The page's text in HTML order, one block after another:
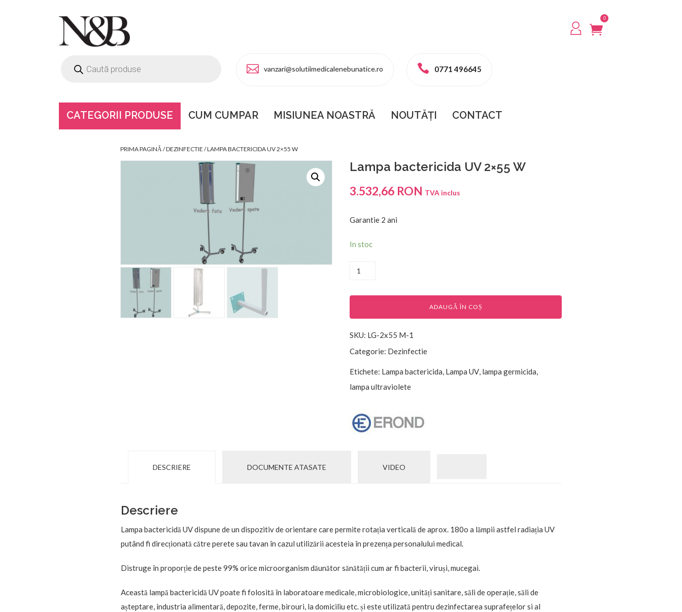
0
vanzari@solutiimedicalenebunatice.ro 0771 496645
CATEGORII PRODUSE CUM CUMPAR MISIUNEA NOASTRĂ NOUTĂȚI CONTACT
LAMPA BACTERICIDA UV 2×55 W
PRIMA PAGINĂ/DEZINFECTIE / LAMPA BACTERICIDA UV 2×55 W
Lampa bactericida UV 2×55 W
3.532,66 RON TVA inclus
Garantie 2 ani
In stoc
ADAUGĂ ÎN COȘ
SKU: LG-2x55 M-1
Categorie: Dezinfectie
Etichete: Lampa bactericida, Lampa UV, lampa germicida,
lampa ultraviolete
DESCRIERE DOCUMENTE ATASATE VIDEO
Descriere
Lampa bactericidă UV dispune de un dispozitiv de orientare care permite rotația verticală de aprox. 180o a lămpii astfel radiația UV
putând fi direcționată către perete sau tavan în cazul utilizării acesteia în prezența personalului medical.
Distruge în proporție de peste 99% orice microorganism dăunător sănătății cum ar fi bacterii, viruși, mucegai.
Această lampă bactericidă UV poate fi folosită în laboratoare medicale, microbiologice, unități sanitare, săli de operație, săli de
așteptare, industria alimentară, depozite, ferme, birouri, la domiciliu etc. și este utilizată pentru dezinfectarea suprafețelor si al